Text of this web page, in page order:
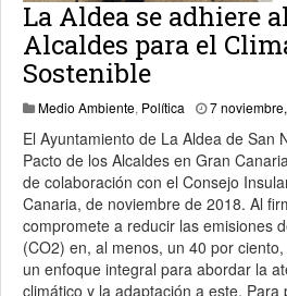
La Aldea se adhiere
Alcaldes para el
Sostenible
Medio Ambiente, Política 7
El Ayuntamiento de La Aldea de San
Pacto de los Alcaldes en Gran
de colaboración con el Consejo
Canaria, de noviembre de 2018. Al
compromete a reducir las emisiones
(CO2) en, al menos, un 40 por
un enfoque integral para abordar la
climático y la adaptación a este. Para